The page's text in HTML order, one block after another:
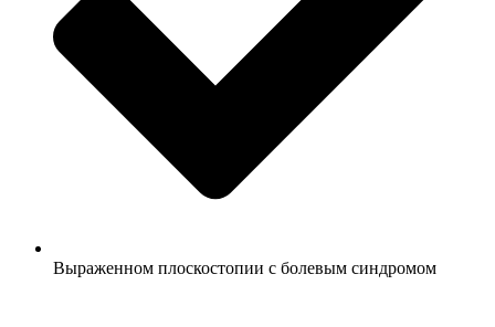
Выраженном плоскостопии с болевым синдромом